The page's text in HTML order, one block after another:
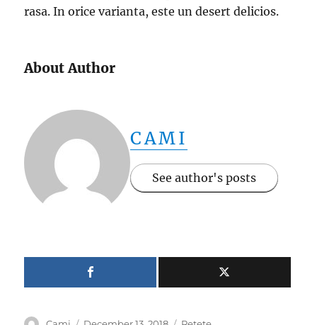
rasa. In orice varianta, este un desert delicios.
About Author
CAMI
See author's posts